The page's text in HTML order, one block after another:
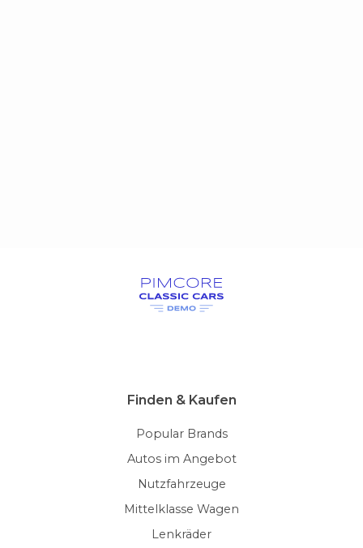
Finden & Kaufen
Popular Brands
Autos im Angebot
Nutzfahrzeuge
Mittelklasse Wagen
Lenkräder